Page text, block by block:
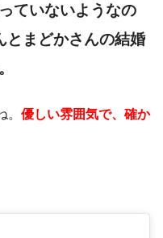
ていないようなの
とまどかさんの結婚
優しい雰囲気で、確か